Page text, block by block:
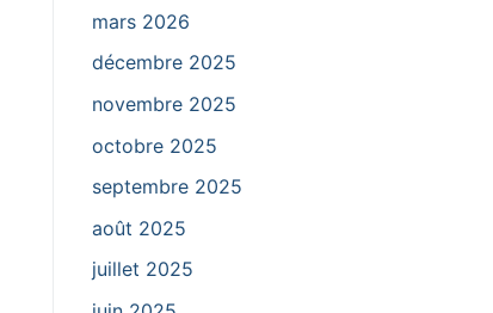
mars 2026
décembre 2025
novembre 2025
octobre 2025
septembre 2025
août 2025
juillet 2025